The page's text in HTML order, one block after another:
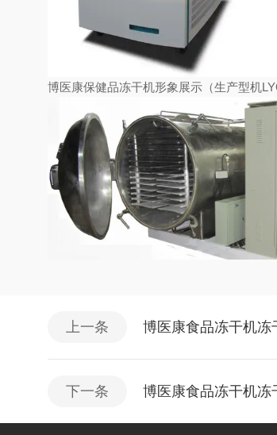
博医康保健品冻干机形象展示（生产型机
上一条 博医康食品冻干机冻
下一条 博医康食品冻干机冻